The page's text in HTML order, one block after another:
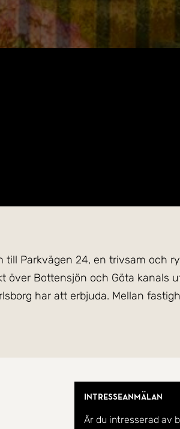
till Parkvägen 24, en trivsam och
över Bottensjön och Göta kanals
har att erbjuda. Mellan
för både familj och vänner.
ljusinsläpp och utsikt över
uterummet finns ett tralldäck,
Intresseanmälan
Är du intresserad av